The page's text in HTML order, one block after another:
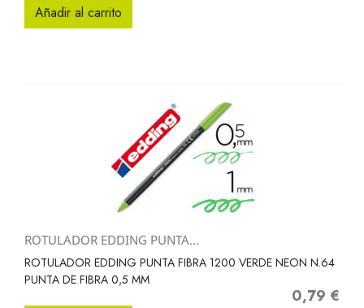
Añadir al carrito
ROTULADOR EDDING PUNTA...
ROTULADOR EDDING PUNTA FIBRA 1200 VERDE NEON N.64
PUNTA DE FIBRA 0,5 MM
Precio
0,79 €